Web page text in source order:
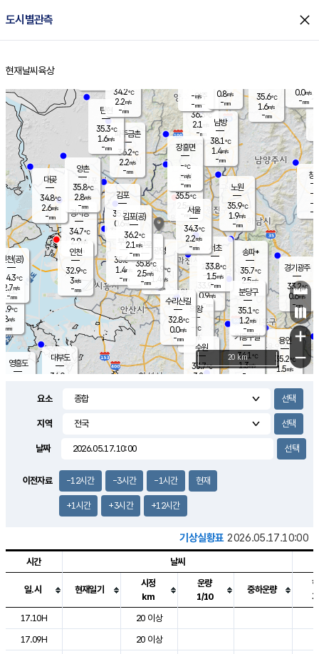
도시별관측 close
홈
현재날씨 육상
의도
℃
m/s
mm
영흥도
양주
36.3℃
2.1
-mm
과천
33.9℃
0.9m/s
- mm
용인
35.2℃
1.5m/s
경기광주
33.2℃
0.6m/s
-mm
1.9m/s
대부도
34.0
경서동
34.7℃
2.9m/s
-mm
파주금촌
36.2℃
2.2m/s
-mm
35.6℃
1.6m/s
-mm
대곶
34.8℃
2.6m/s
-mm
창
-
-m/
-
탄현
35.3℃
1.6m/s
-mm
0.0m/s
-mm
의왕
- ℃
m/s
mm
김포
35.9℃
0.6 m/s
mm
광명
34.9 ℃
1.4 m/s
-mm
부천
35.6℃
1.4m/s
-mm
양촌
35.8℃
2.8m/s
-mm
구로
35.8℃
2.5m/s
-mm
은평
35.5℃
2.5 m/s
- mm
노원
35.9℃
1.9m/s
-mm
송파*
35.7℃
2.5m/s
-mm
서초
33.8℃
1.5m/s
-mm
남방
38.1℃
1.4m/s
-mm
기흥구갈
34.1℃
1.3m/s
-
수리산길
32.8℃
0.0m/s
-mm
분당구
35.1℃
1.2m/s
-mm
장흥면
-℃
-m/s
-mm
-m/s
-mm
인천(공)
34.3℃
2.7m/s
-mm
김포(공)
36.2℃
2.1 m/s
-mm
수원
33.7℃
3.2 m/s
인천
32.9℃
3m/s
-mm
서울
34.3℃
2.2m/s
-mm
34.2℃
2.2m/s
-mm
0.8m/s
-mm
+
−
20 km
요소
지역
날짜
이전자료 -12시간 -3시간 -1시간 현재
+1시간 +3시간 +12시간
기상실황표 2026.05.17.10:00
도시별 기상실황표로 지점, 날씨, 기온, 강수, 바람, 기압등을 안내한 표입
시간 날씨
일.시 현재일기
시정
km
운량
1/10
중하운량
17.10H
20 이상
17.09H
20 이상